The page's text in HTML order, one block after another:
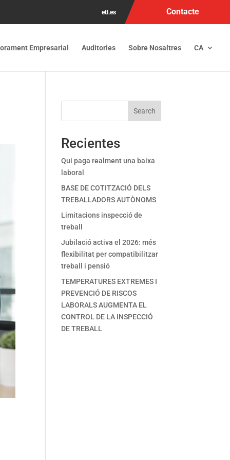
etl.es Contacte
Empresarial Auditories Sobre Nosaltres CA
Search
Recientes
Qui paga realment una baixa
laboral
BASE DE COTITZACIÓ DELS
TREBALLADORS AUTÒNOMS
Limitacions inspecció de
treball
Jubilació activa el 2026: més
flexibilitat per compatibilitzar
treball i pensió
TEMPERATURES EXTREMES I
PREVENCIÓ DE RISCOS
LABORALS AUGMENTA EL
CONTROL DE LA INSPECCIÓ
DE TREBALL